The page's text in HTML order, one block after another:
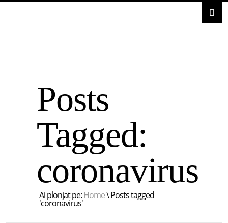
Posts
Tagged:
coronavirus
Ai plonjat pe:Home\Posts tagged
'coronavirus'